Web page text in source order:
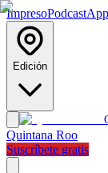
ImpresoPodcastApp
Edición
Quintana Roo
Suscríbete gratis